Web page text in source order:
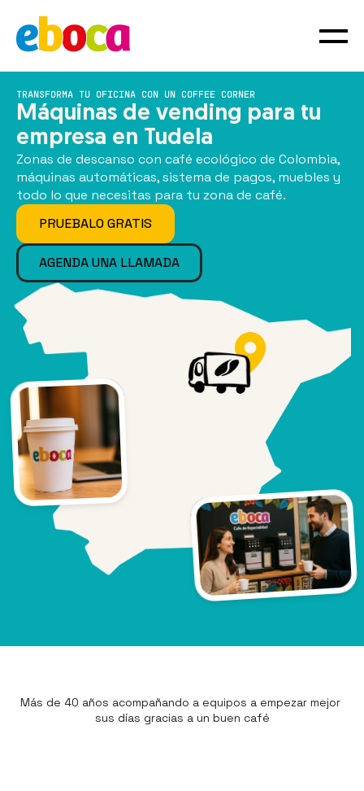
TRANSFORMA TU OFICINA CON UN COFFEE CORNER
Máquinas de vending para tu
empresa en Tudela
Zonas de descanso con café ecológico de Colombia,
máquinas automáticas, sistema de pagos, muebles y
todo lo que necesitas para tu zona de café.
PRUEBALO GRATIS
AGENDA UNA LLAMADA
Más de 40 años acompañando a equipos a empezar mejor
sus días gracias a un buen café